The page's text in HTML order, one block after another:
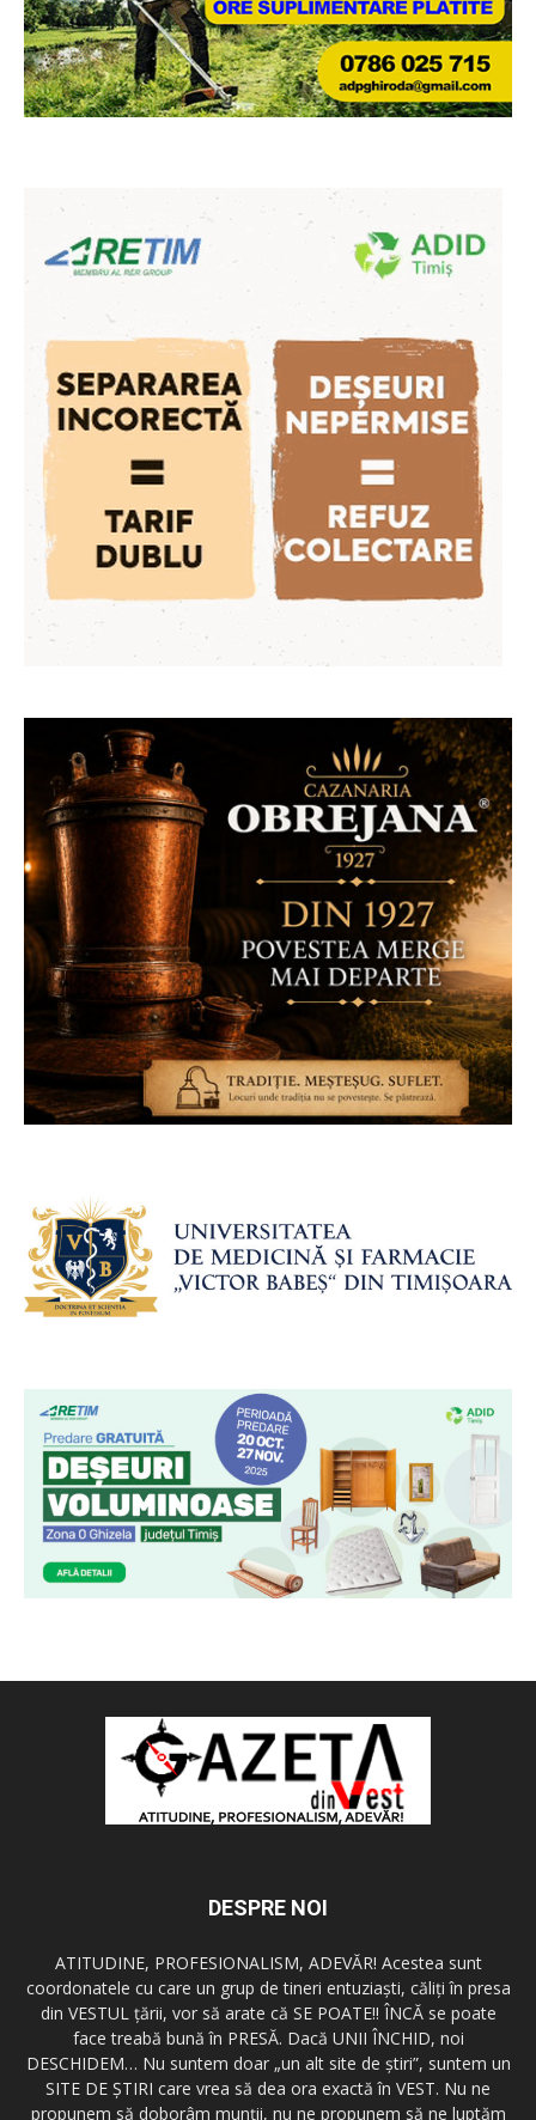
DESPRE NOI
ATITUDINE, PROFESIONALISM, ADEVĂR! Acestea sunt
coordonatele cu care un grup de tineri entuziaşti, căliţi în presa
din VESTUL ţării, vor să arate că SE POATE!! ÎNCĂ se poate
face treabă bună în PRESĂ. Dacă UNII ÎNCHID, noi
DESCHIDEM… Nu suntem doar „un alt site de ştiri”, suntem un
SITE DE ŞTIRI care vrea să dea ora exactă în VEST. Nu ne
propunem să doborâm munţii, nu ne propunem să ne luptăm